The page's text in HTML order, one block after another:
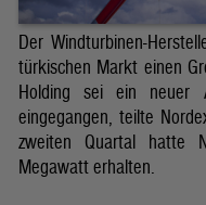
Der Windturbinen-
türkischen Markt einen
Holding sei ein neuer
eingegangen, teilte
zweiten Quartal hatte
Megawatt erhalten.